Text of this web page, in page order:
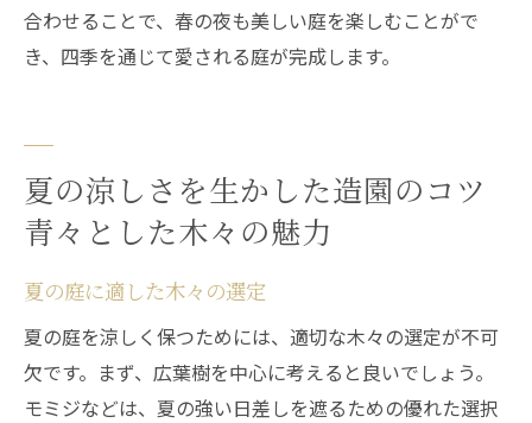
合わせることで、春の夜も美しい庭を楽しむことがで
き、四季を通じて愛される庭が完成します。
夏の涼しさを生かした造園のコツ
青々とした木々の魅力
夏の庭に適した木々の選定
夏の庭を涼しく保つためには、適切な木々の選定が不可
欠です。まず、広葉樹を中心に考えると良いでしょう。
モミジなどは、夏の強い日差しを遮るための優れた選択